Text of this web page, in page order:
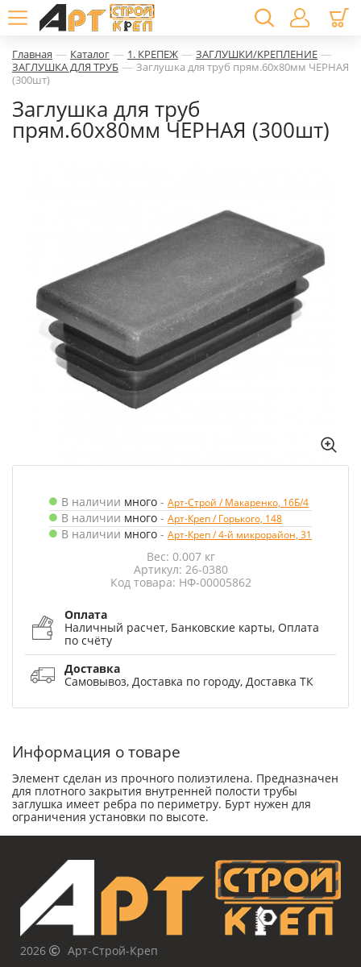
Главная — Каталог — 1. КРЕПЕЖ — ЗАГЛУШКИ/КРЕПЛЕНИЕ —
ЗАГЛУШКА ДЛЯ ТРУБ — Заглушка для труб прям.60х80мм ЧЕРНАЯ
(300шт)
Заглушка для труб
прям.60х80мм ЧЕРНАЯ (300шт)
В наличии много - Арт-Строй / Макаренко, 16Б/4
В наличии много - Арт-Креп / Горького, 148
В наличии много - Арт-Креп / 4-й микрорайон, 31
Вес: 0.007 кг
Артикул: 26-0380
Код товара: НФ-00005862
Оплата
Наличный расчет, Банковские карты, Оплата
по счёту
Доставка
Самовывоз, Доставка по городу, Доставка ТК
Информация о товаре
Элемент сделан из прочного полиэтилена. Предназначен
для плотного закрытия внутренней полости трубы
заглушка имеет ребра по периметру. Бурт нужен для
ограничения установки по высоте.
2026
Арт-Строй-Креп